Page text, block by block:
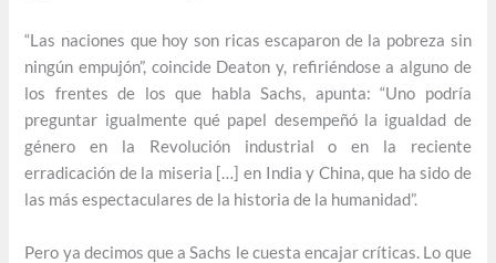
“Las naciones que hoy son ricas escaparon de la pobreza sin
ningún empujón”, coincide Deaton y, refiriéndose a alguno de
los frentes de los que habla Sachs, apunta: “Uno podría
preguntar igualmente qué papel desempeñó la igualdad de
género en la Revolución industrial o en la reciente
erradicación de la miseria […] en India y China, que ha sido de
las más espectaculares de la historia de la humanidad”.
Pero ya decimos que a Sachs le cuesta encajar críticas. Lo que